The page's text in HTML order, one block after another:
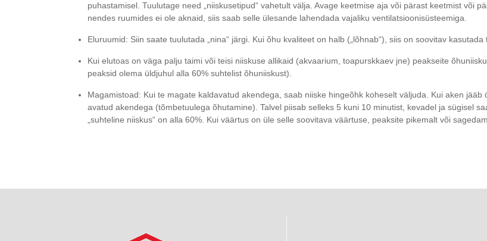
puhastamisel. Tuulutage need „niiskusetipud“ vahetult välja. Avage keetmise aja või pärast keetmist või
nendes ruumides ei ole aknaid, siis saab selle ülesande lahendada vajaliku ventilatsioonisüsteemiga.
Eluruumid: Siin saate tuulutada „nina“ järgi. Kui õhu kvaliteet on halb („lõhnab“), siis on soovitav
Kui elutoas on väga palju taimi või teisi niiskuse allikaid (akvaarium, toapurskkaev jne) peakseite
peaksid olema üldjuhul alla 60% suhtelist õhuniiskust).
Magamistoad: Kui te magate kaldavatud akendega, saab niiske hingeõhk koheselt väljuda. Kui aken
avatud akendega (tõmbetuulega õhutamine). Talvel piisab selleks 5 kuni 10 minutist, kevadel ja sügisel
„suhteline niiskus“ on alla 60%. Kui väärtus on üle selle soovitava väärtuse, peaksite pikemalt või